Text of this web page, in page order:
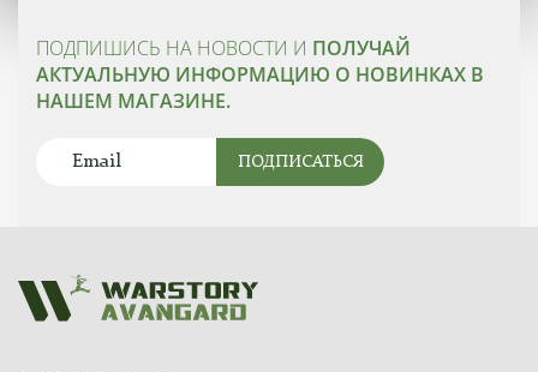
ПОДПИШИСЬ НА НОВОСТИ И ПОЛУЧАЙ
АКТУАЛЬНУЮ ИНФОРМАЦИЮ О НОВИНКАХ В
НАШЕМ МАГАЗИНЕ.
ПОДПИСАТЬСЯ